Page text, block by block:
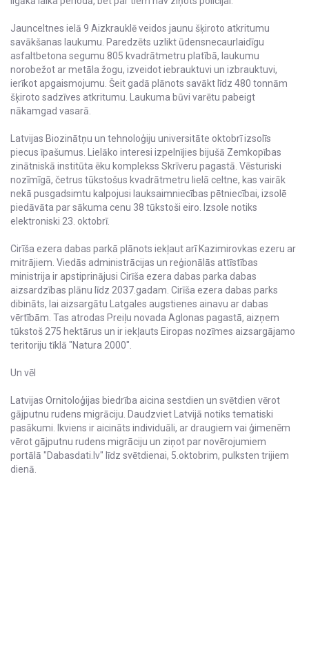
Jaunceltnes ielā 9 Aizkrauklē veidos jaunu šķiroto atkritumu
savākšanas laukumu. Paredzēts uzlikt ūdensnecaurlaidīgu
asfaltbetona segumu 805 kvadrātmetru platībā, laukumu
norobežot ar metāla žogu, izveidot iebrauktuvi un izbrauktuvi,
ierīkot apgaismojumu. Šeit gadā plānots savākt līdz 480 tonnām
šķiroto sadzīves atkritumu. Laukuma būvi varētu pabeigt
nākamgad vasarā.
Latvijas Biozinātņu un tehnoloģiju universitāte oktobrī izsolīs
piecus īpašumus. Lielāko interesi izpelnījies bijušā Zemkopības
zinātniskā institūta ēku komplekss Skrīveru pagastā. Vēsturiski
nozīmīgā, četrus tūkstošus kvadrātmetru lielā celtne, kas vairāk
nekā pusgadsimtu kalpojusi lauksaimniecības pētniecībai, izsolē
piedāvāta par sākuma cenu 38 tūkstoši eiro. Izsole notiks
elektroniski 23. oktobrī.
Cirīša ezera dabas parkā plānots iekļaut arī Kazimirovkas ezeru ar
mitrājiem. Viedās administrācijas un reģionālās attīstības
ministrija ir apstiprinājusi Cirīša ezera dabas parka dabas
aizsardzības plānu līdz 2037.gadam. Cirīša ezera dabas parks
dibināts, lai aizsargātu Latgales augstienes ainavu ar dabas
vērtībām. Tas atrodas Preiļu novada Aglonas pagastā, aizņem
tūkstoš 275 hektārus un ir iekļauts Eiropas nozīmes aizsargājamo
teritoriju tīklā "Natura 2000".
Un vēl
Latvijas Ornitoloģijas biedrība aicina sestdien un svētdien vērot
gājputnu rudens migrāciju. Daudzviet Latvijā notiks tematiski
pasākumi. Ikviens ir aicināts individuāli, ar draugiem vai ģimenēm
vērot gājputnu rudens migrāciju un ziņot par novērojumiem
portālā "Dabasdati.lv" līdz svētdienai, 5.oktobrim, pulksten trijiem
dienā.